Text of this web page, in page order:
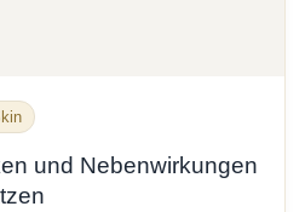
und Nebenwirkungen